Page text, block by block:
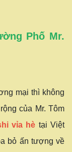
Phố Mr.
mại thì không
của Mr. Tôm
vỉa hè tại Việt
bỏ ấn tượng về